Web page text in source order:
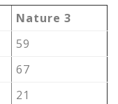
Nature 3
59
67
21